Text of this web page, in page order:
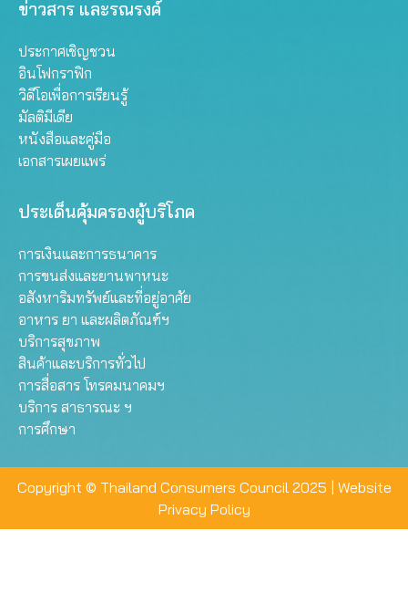
ข่าวสาร และรณรงค์
ประกาศเชิญชวน
อินโฟกราฟิก
วิดีโอเพื่อการเรียนรู้
มัลติมีเดีย
หนังสือและคู่มือ
เอกสารเผยแพร่
ประเด็นคุ้มครองผู้บริโภค
การเงินและการธนาคาร
การขนส่งและยานพาหนะ
อสังหาริมทรัพย์และที่อยู่อาศัย
อาหาร ยา และผลิตภัณฑ์ฯ
บริการสุขภาพ
สินค้าและบริการทั่วไป
การสื่อสาร โทรคมนาคมฯ
บริการ สาธารณะ ฯ
การศึกษา
Copyright © Thailand Consumers Council 2025 | Website
Privacy Policy